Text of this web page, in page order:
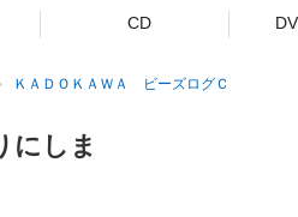
CD
ＫＡＤＯＫＡＷＡ ビーズログＣ
にしま